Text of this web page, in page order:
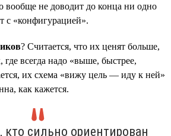
вообще не доводит до конца ни одно
с «конфигурацией».
? Считается, что их ценят больше,
где всегда надо «выше, быстрее,
их схема «вижу цель — иду к ней»
как кажется.
кто сильно ориентирован